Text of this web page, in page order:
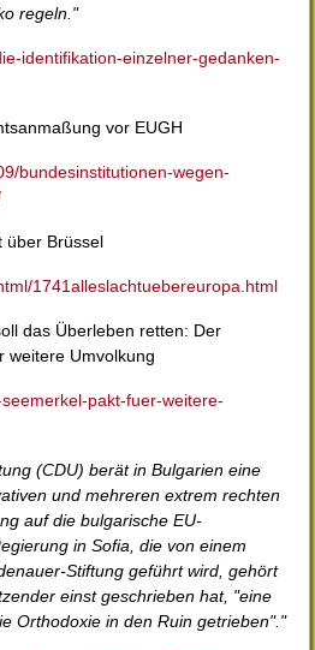
regeln."
identifikation-einzelner-gedanken-
vor EUGH
bundesinstitutionen-wegen-
über Brüssel
1741alleslachtuebereuropa.html
das Überleben retten: Der
Umvolkung
pakt-fuer-weitere-
(CDU) berät in Bulgarien eine
und mehreren extrem rechten
auf die bulgarische EU-
in Sofia, die von einem
Stiftung geführt wird, gehört
einst geschrieben hat, "eine
Orthodoxie in den Ruin getrieben"."